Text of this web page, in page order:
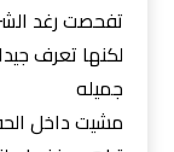
تفحصت رغد
لكنها تعرف
جميله
مشيت داخل